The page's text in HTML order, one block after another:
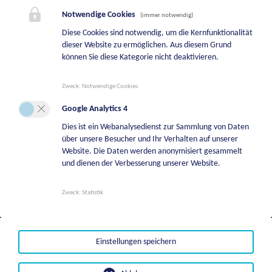
BEREITSCHAFTSDIENSTE
Bereitschaftsdienst Bauhof
+43 664 5244747
Bereitschaftsdienste Tierkörperverwertung
+43 664 8542108
Bereitschaftsdienst Liegenschaftsverwaltung
Notwendige Cookies (immer notwendig)
Diese Cookies sind notwendig, um die Kernfunktionalität
dieser Website zu ermöglichen. Aus diesem Grund
können Sie diese Kategorie nicht deaktivieren.
Zweck: Notwendige Cookies
Google Analytics 4
Dies ist ein Webanalysedienst zur Sammlung von Daten
über unsere Besucher und Ihr Verhalten auf unserer
Website. Die Daten werden anonymisiert gesammelt
und dienen der Verbesserung unserer Website.
Zweck: Statistik
Einstellungen speichern